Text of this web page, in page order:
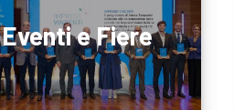
Eventi e Fiere